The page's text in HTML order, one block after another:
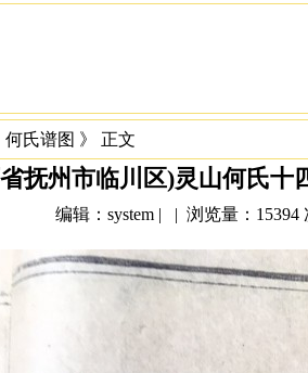
何氏谱图 》 正文
抚州市临川区)灵山何氏十
编辑：system | | 浏览量：15394